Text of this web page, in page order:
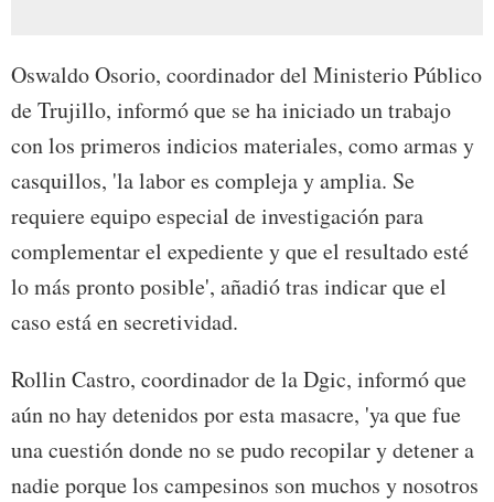
Oswaldo Osorio, coordinador del Ministerio Público
de Trujillo, informó que se ha iniciado un trabajo
con los primeros indicios materiales, como armas y
casquillos, 'la labor es compleja y amplia. Se
requiere equipo especial de investigación para
complementar el expediente y que el resultado esté
lo más pronto posible', añadió tras indicar que el
caso está en secretividad.
Rollin Castro, coordinador de la Dgic, informó que
aún no hay detenidos por esta masacre, 'ya que fue
una cuestión donde no se pudo recopilar y detener a
nadie porque los campesinos son muchos y nosotros